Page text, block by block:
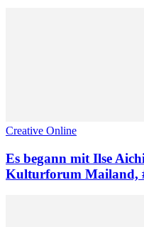
Creative Online
Es begann mit Ilse
Kulturforum Mailand,